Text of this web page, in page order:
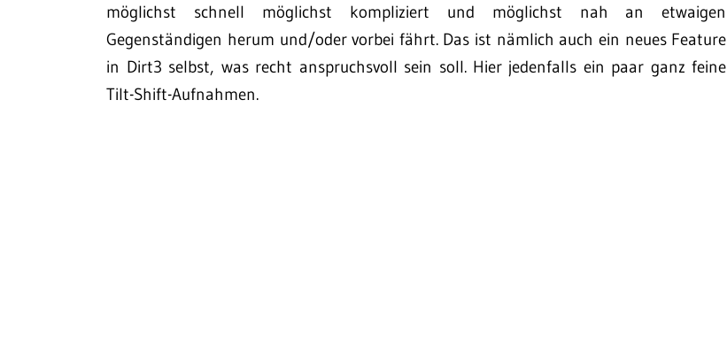
möglichst schnell möglichst kompliziert und möglichst nah an etwaigen
Gegenständigen herum und/oder vorbei fährt. Das ist nämlich auch ein neues Feature
in Dirt3 selbst, was recht anspruchsvoll sein soll. Hier jedenfalls ein paar ganz feine
Tilt-Shift-Aufnahmen.